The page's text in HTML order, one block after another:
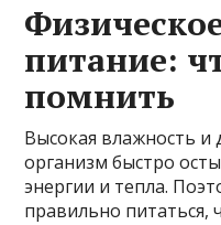
питание:
помнить
Высокая влажность и
организм быстро
энергии и тепла.
правильно питаться,